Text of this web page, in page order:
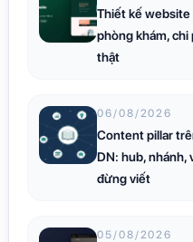
Thiết kế
phòng khám, chi
thật
06/08/2026
Content pillar
DN: hub, nhánh,
đừng viết
05/08/2026